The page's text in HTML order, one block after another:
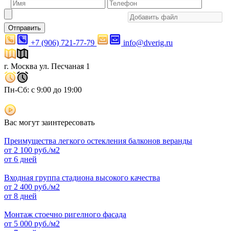
Отправить
+7 (906) 721-77-79 info@dverig.ru
г. Москва ул. Песчаная 1
Пн-Сб: с 9:00 до 19:00
Вас могут заинтересовать
Преимущества легкого остекления балконов веранды
от 2 100 руб./м2
от 6 дней
Входная группа стадиона высокого качества
от 2 400 руб./м2
от 8 дней
Монтаж стоечно ригелного фасада
от 5 000 руб./м2